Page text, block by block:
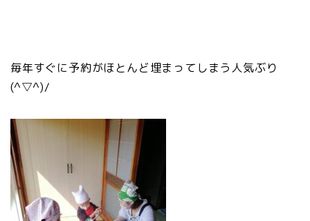
毎年すぐに予約がほとんど埋まってしまう人気ぶり
(^▽^)/